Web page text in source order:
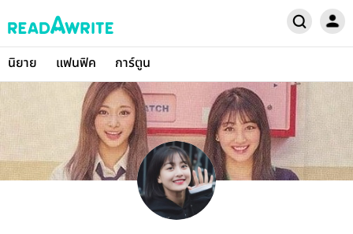
นิยาย แฟนฟิค การ์ตูน